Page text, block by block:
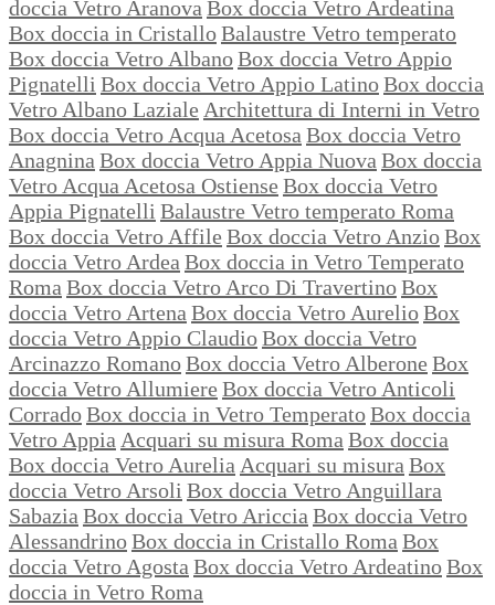
doccia Vetro Aranova Box doccia Vetro Ardeatina
Box doccia in CristalloBalaustre Vetro temperato
Box doccia Vetro AlbanoBox doccia Vetro Appio
Pignatelli Box doccia Vetro Appio LatinoBox doccia
Vetro Albano Laziale Architettura di Interni in Vetro
Box doccia Vetro Acqua Acetosa Box doccia Vetro
Anagnina Box doccia Vetro Appia Nuova Box doccia
Vetro Acqua Acetosa Ostiense Box doccia Vetro
Appia Pignatelli Balaustre Vetro temperato Roma
Box doccia Vetro Affile Box doccia Vetro AnzioBox
doccia Vetro Ardea Box doccia in Vetro Temperato
Roma Box doccia Vetro Arco Di TravertinoBox
doccia Vetro Artena Box doccia Vetro AurelioBox
doccia Vetro Appio ClaudioBox doccia Vetro
Arcinazzo RomanoBox doccia Vetro Alberone Box
doccia Vetro Allumiere Box doccia Vetro Anticoli
CorradoBox doccia in Vetro TemperatoBox doccia
Vetro Appia Acquari su misura Roma Box doccia
Box doccia Vetro Aurelia Acquari su misura Box
doccia Vetro Arsoli Box doccia Vetro Anguillara
Sabazia Box doccia Vetro Ariccia Box doccia Vetro
AlessandrinoBox doccia in Cristallo Roma Box
doccia Vetro Agosta Box doccia Vetro ArdeatinoBox
doccia in Vetro Roma